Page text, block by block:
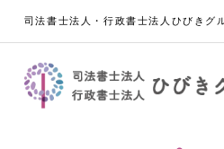
司法書士法人・行政書士法人ひびきグ